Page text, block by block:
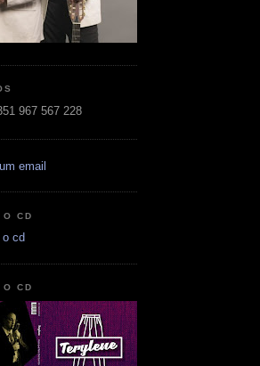
967 567 228
email
O CD
O CD